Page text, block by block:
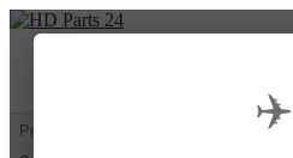
✈️
Zur
Navigation
Zum
Inhalt
Suchen
nach: